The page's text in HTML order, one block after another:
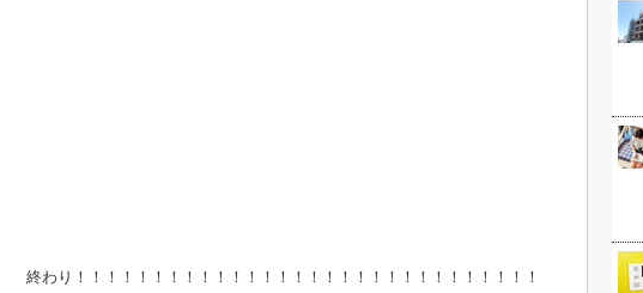
終わり！！！！！！！！！！！！！！！！！！！！！！！！！！！！！！